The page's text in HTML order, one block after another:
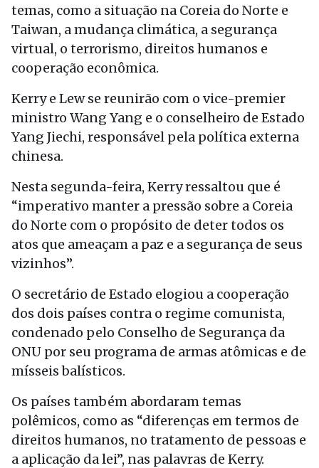
temas, como a situação na Coreia do Norte e
Taiwan, a mudança climática, a segurança
virtual, o terrorismo, direitos humanos e
cooperação econômica.
Kerry e Lew se reunirão com o vice-premier
ministro Wang Yang e o conselheiro de Estado
Yang Jiechi, responsável pela política externa
chinesa.
Nesta segunda-feira, Kerry ressaltou que é
“imperativo manter a pressão sobre a Coreia
do Norte com o propósito de deter todos os
atos que ameaçam a paz e a segurança de seus
vizinhos”.
O secretário de Estado elogiou a cooperação
dos dois países contra o regime comunista,
condenado pelo Conselho de Segurança da
ONU por seu programa de armas atômicas e de
mísseis balísticos.
Os países também abordaram temas
polêmicos, como as “diferenças em termos de
direitos humanos, no tratamento de pessoas e
a aplicação da lei”, nas palavras de Kerry.